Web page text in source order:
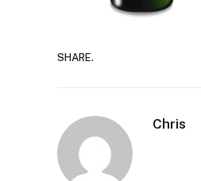
SHARE.
Chris